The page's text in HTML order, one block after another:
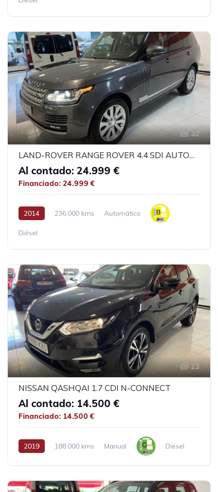
32
LAND-ROVER RANGE ROVER 4.4 SDI AUTOBIOGRAPHY
Al contado: 24.999 €
Financiado: 24.999 €
2014 236.000 kms Automático
Diésel
23
NISSAN QASHQAI 1.7 CDI N-CONNECT
Al contado: 14.500 €
Financiado: 14.500 €
2019 188.000 kms Manual Diésel